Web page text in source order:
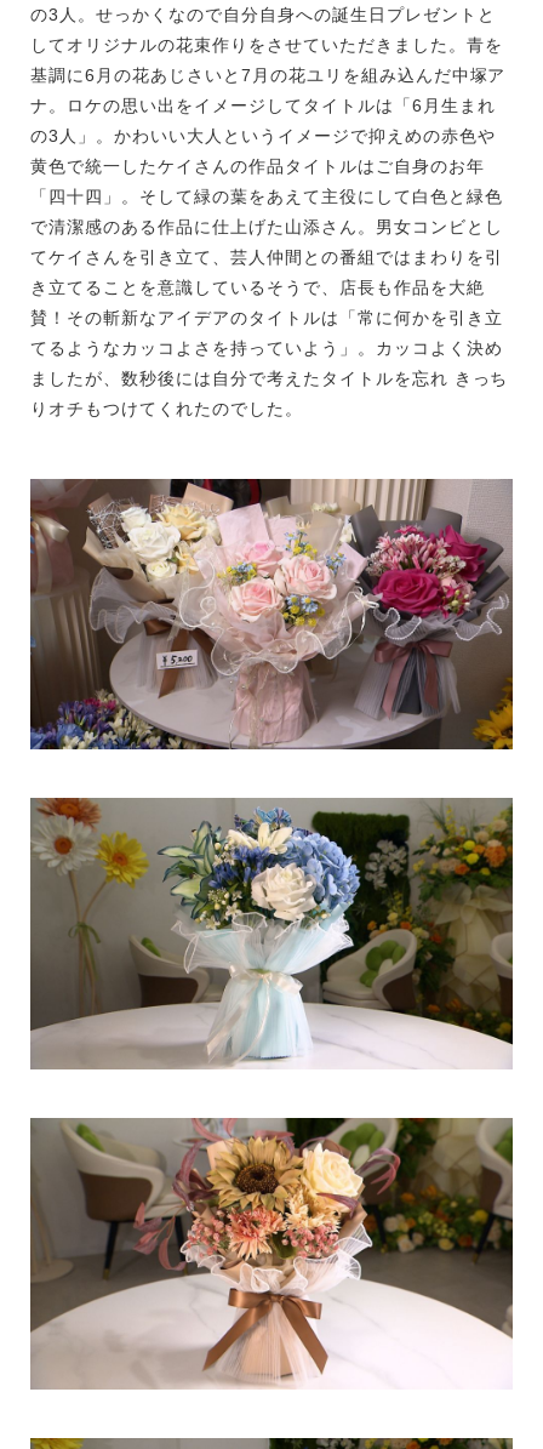
の3人。せっかくなので自分自身への誕生日プレゼントと
してオリジナルの花束作りをさせていただきました。青を
基調に6月の花あじさいと7月の花ユリを組み込んだ中塚ア
ナ。ロケの思い出をイメージしてタイトルは「6月生まれ
の3人」。かわいい大人というイメージで抑えめの赤色や
黄色で統一したケイさんの作品タイトルはご自身のお年
「四十四」。そして緑の葉をあえて主役にして白色と緑色
で清潔感のある作品に仕上げた山添さん。男女コンビとし
てケイさんを引き立て、芸人仲間との番組ではまわりを引
き立てることを意識しているそうで、店長も作品を大絶
賛！その斬新なアイデアのタイトルは「常に何かを引き立
てるようなカッコよさを持っていよう」。カッコよく決め
ましたが、数秒後には自分で考えたタイトルを忘れ きっち
りオチもつけてくれたのでした。